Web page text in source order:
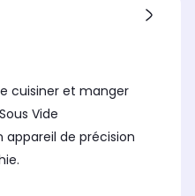
cuisiner et manger
Vide
appareil de précision